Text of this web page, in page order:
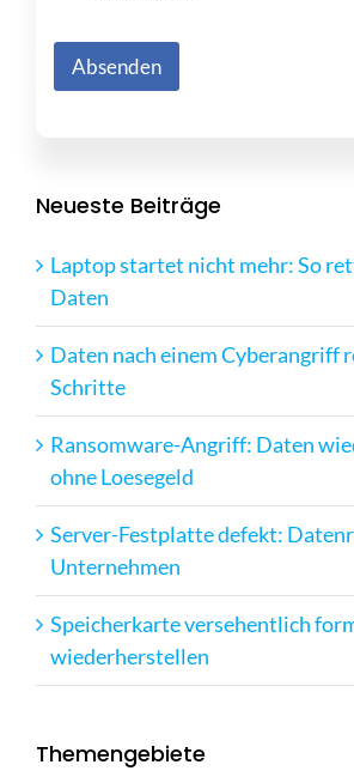
Absenden
Neueste Beiträge
Laptop startet nicht mehr: So
Daten
Daten nach einem Cyberangriff
Schritte
Ransomware-Angriff: Daten
ohne Loesegeld
Server-Festplatte defekt:
Unternehmen
Speicherkarte versehentlich
wiederherstellen
Themengebiete